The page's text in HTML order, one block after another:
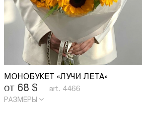
МОНОБУКЕТ «ЛУЧИ ЛЕТА»
от 68 $ art. 4466
РАЗМЕРЫ